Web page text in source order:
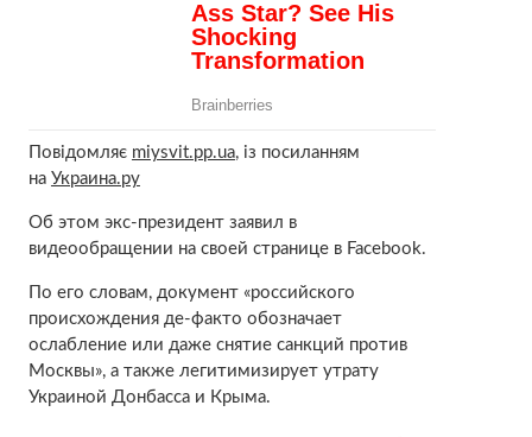
Повідомляє miysvit.pp.ua, із посиланням
на Украина.ру
Об этом экс-президент заявил в
видеообращении на своей странице в Facebook.
По его словам, документ «российского
происхождения де-факто обозначает
ослабление или даже снятие санкций против
Москвы», а также легитимизирует утрату
Украиной Донбасса и Крыма.